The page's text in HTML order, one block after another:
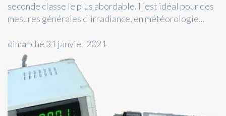
seconde classe le plus abordable. Il est idéal pour des
mesures générales d'irradiance, en météorologie...
dimanche 31 janvier 2021